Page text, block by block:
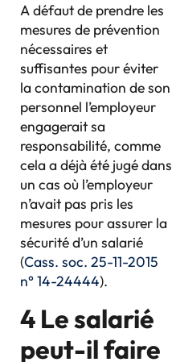
A défaut de prendre les
mesures de prévention
nécessaires et
suffisantes pour éviter
la contamination de son
personnel l’employeur
engagerait sa
responsabilité, comme
cela a déjà été jugé dans
un cas où l’employeur
n’avait pas pris les
mesures pour assurer la
sécurité d’un salarié
(Cass. soc. 25-11-2015
n° 14-24444).
4 Le salarié
peut-il faire